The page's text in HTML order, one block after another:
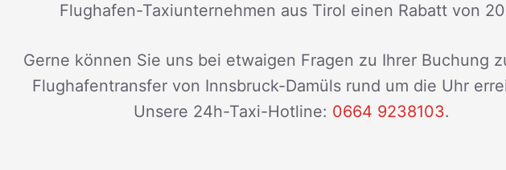
Flughafen-Taxiunternehmen aus Tirol einen Rabatt von
Gerne können Sie uns bei etwaigen Fragen zu Ihrer Buchung
Flughafentransfer von Innsbruck-Damüls rund um die Uhr
Unsere 24h-Taxi-Hotline: 0664 9238103.